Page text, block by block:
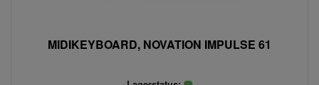
MIDIKEYBOARD, NOVATION IMPULSE 61